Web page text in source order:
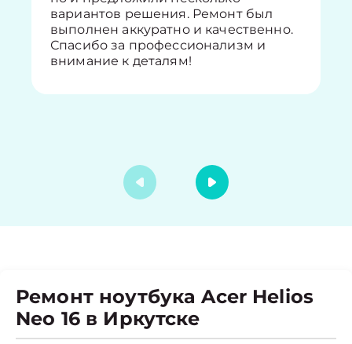
вариантов решения. Ремонт был
выполнен аккуратно и качественно.
Спасибо за профессионализм и
внимание к деталям!
Ремонт ноутбука Acer Helios
Neo 16 в Иркутске